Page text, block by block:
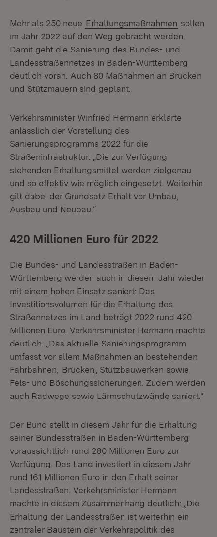
Mehr als 250 neue Erhaltungsmaßnahmen sollen
im Jahr 2022 auf den Weg gebracht werden.
Damit geht die Sanierung des Bundes- und
Landesstraßennetzes in Baden-Württemberg
deutlich voran. Auch 80 Maßnahmen an Brücken
und Stützmauern sind geplant.
Verkehrsminister Winfried Hermann erklärte
anlässlich der Vorstellung des
Sanierungsprogramms 2022 für die
Straßeninfrastruktur: „Die zur Verfügung
stehenden Erhaltungsmittel werden zielgenau
und so effektiv wie möglich eingesetzt. Weiterhin
gilt dabei der Grundsatz Erhalt vor Umbau,
Ausbau und Neubau.“
420 Millionen Euro für 2022
Die Bundes- und Landesstraßen in Baden-
Württemberg werden auch in diesem Jahr wieder
mit einem hohen Einsatz saniert: Das
Investitionsvolumen für die Erhaltung des
Straßennetzes im Land beträgt 2022 rund 420
Millionen Euro. Verkehrsminister Hermann machte
deutlich: „Das aktuelle Sanierungsprogramm
umfasst vor allem Maßnahmen an bestehenden
Fahrbahnen,
Brücken
, Stützbauwerken sowie
Fels- und Böschungssicherungen. Zudem werden
auch Radwege sowie Lärmschutzwände saniert.“
Der Bund stellt in diesem Jahr für die Erhaltung
seiner Bundesstraßen in Baden-Württemberg
voraussichtlich rund 260 Millionen Euro zur
Verfügung. Das Land investiert in diesem Jahr
rund 161 Millionen Euro in den Erhalt seiner
Landesstraßen. Verkehrsminister Hermann
machte in diesem Zusammenhang deutlich: „Die
Erhaltung der Landesstraßen ist weiterhin ein
zentraler Baustein der Verkehrspolitik des